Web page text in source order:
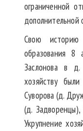
ограниченной
дополнительной
Свою
образования 8
Заслонова в
хозяйству
Суворова (д.
(д.
Укрупнение